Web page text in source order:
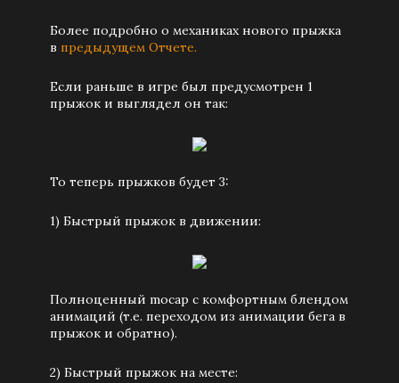
Более подробно о механиках нового прыжка
в предыдущем Отчете.
Если раньше в игре был предусмотрен 1
прыжок и выглядел он так:
То теперь прыжков будет 3:
1) Быстрый прыжок в движении:
Полноценный mocap с комфортным блендом
анимаций (т.е. переходом из анимации бега в
прыжок и обратно).
2) Быстрый прыжок на месте: